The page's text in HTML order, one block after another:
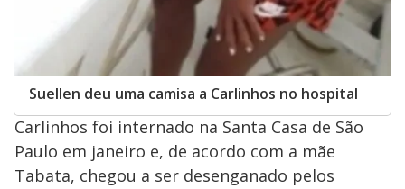
Suellen deu uma camisa a Carlinhos no hospital
Carlinhos foi internado na Santa Casa de São
Paulo em janeiro e, de acordo com a mãe
Tabata, chegou a ser desenganado pelos